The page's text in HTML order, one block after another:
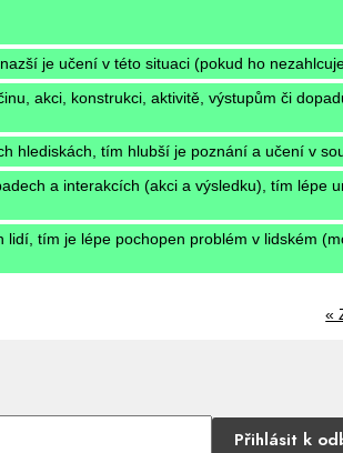
je učení v této situaci (pokud ho
akci, konstrukci, aktivitě, výstupům či
hlediskách, tím hlubší je poznání a učení v
a interakcích (akci a výsledku), tím lépe
tím je lépe pochopen problém v lidském
«
Přihlásit k